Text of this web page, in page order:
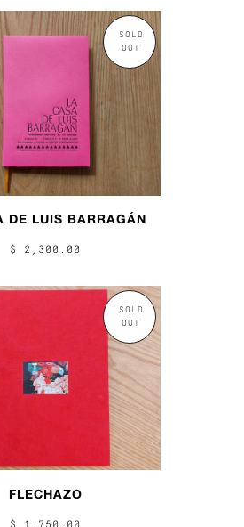
SOLD
OUT
DE LUIS BARRAGÁN
$ 2,300.00
SOLD
OUT
FLECHAZO